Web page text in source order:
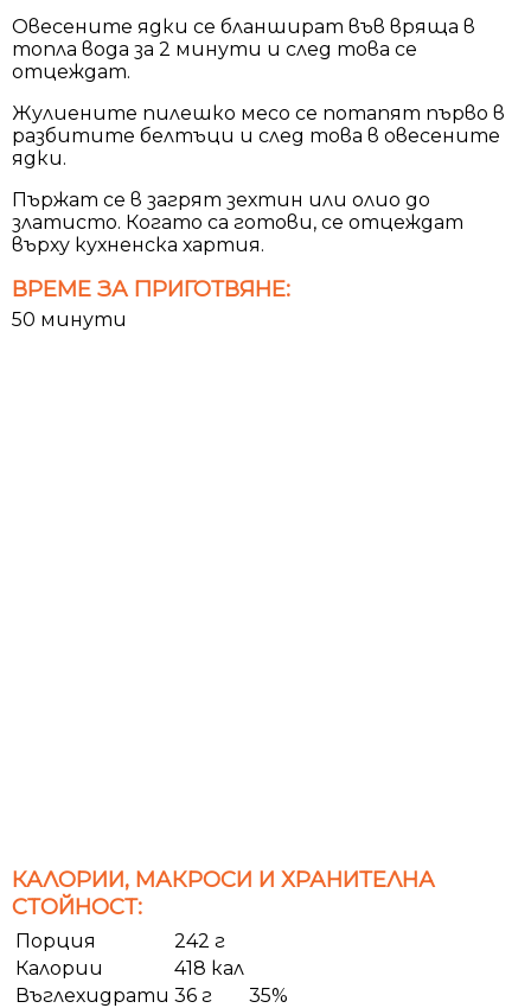
Овесените ядки се бланшират във вряща в
топла вода за 2 минути и след това се
отцеждат.
Жулиените пилешко месо се потапят първо в
разбитите белтъци и след това в овесените
ядки.
Пържат се в загрят зехтин или олио до
златисто. Когато са готови, се отцеждат
върху кухненска хартия.
ВРЕМЕ ЗА ПРИГОТВЯНЕ:
50 минути
КАЛОРИИ, МАКРОСИ И ХРАНИТЕЛНА
СТОЙНОСТ:
Порция
242 г
Калории
418 кал
Въглехидрати 36 г
35%